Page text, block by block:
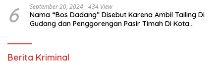
6 September 20, 2024 434 View
Nama “Bos Dadang” Disebut Karena Ambil Tailing Di
Gudang dan Penggorengan Pasir Timah Di Kota
Berita Kriminal